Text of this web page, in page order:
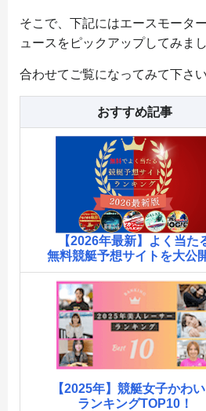
そこで、下記にはエースモータ
ュースをピックアップしてみまし
合わせてご覧になってみて下さい
おすすめ記事
【2026年最新】よく当た
無料競艇予想サイトを大公
【2025年】競艇女子かわ
ランキングTOP10！